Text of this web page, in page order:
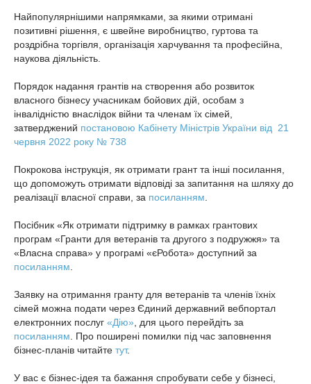
Найпопулярнішими напрямками, за якими отримані
позитивні рішення, є швейне виробництво, гуртова та
роздрібна торгівля, організація харчування та професійна,
наукова діяльність.
Порядок надання грантів на створення або розвиток
власного бізнесу учасникам бойових дій, особам з
інвалідністю внаслідок війни та членам їх сімей,
затверджений постановою Кабінету Міністрів України від 21
червня 2022 року № 738
Покрокова інструкція, як отримати грант та інші посилання,
що допоможуть отримати відповіді за запитання на шляху до
реалізації власної справи, за посиланням
Посібник «Як отримати підтримку в рамках грантових
програм «Гранти для ветеранів та другого з подружжя» та
«Власна справа» у програмі «єРобота» доступний за
посиланням
Заявку на отримання гранту для ветеранів та членів їхніх
сімей можна подати через Єдиний державний вебпортал
електронних послуг «Дію» , для цього перейдіть за
посиланням . Про поширені помилки під час заповнення
бізнес-планів читайте тут.
У вас є бізнес-ідея та бажання спробувати себе у бізнесі,